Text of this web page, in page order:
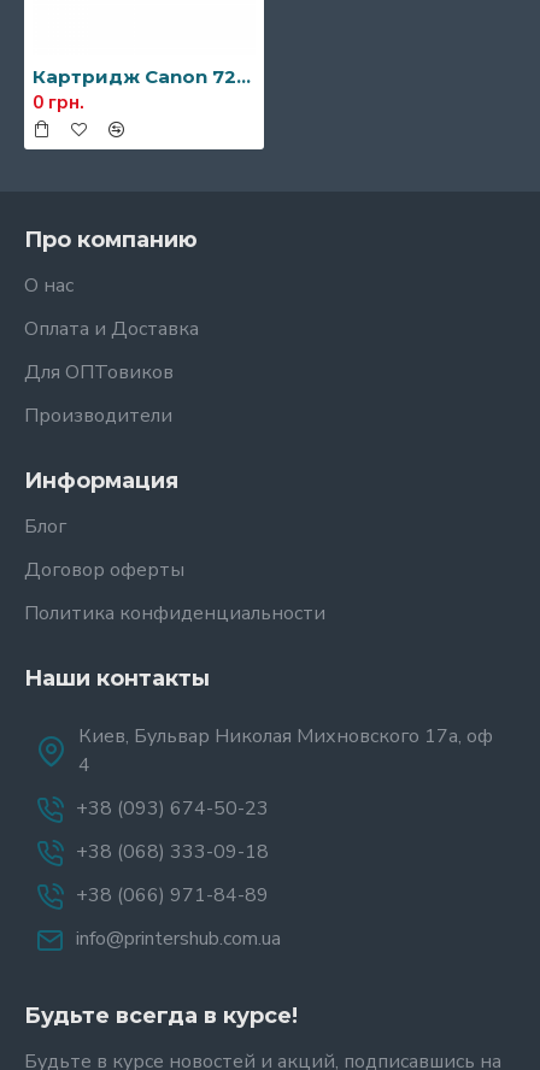
Картридж Canon 729 (черный, красный, голубой, желтый)
0 грн.
Про компанию
О нас
Оплата и Доставка
Для ОПТовиков
Производители
Информация
Блог
Договор оферты
Политика конфиденциальности
Наши контакты
Киев, Бульвар Николая Михновского 17а, оф
4
+38 (093) 674-50-23
+38 (068) 333-09-18
+38 (066) 971-84-89
info@printershub.com.ua
Будьте всегда в курсе!
Будьте в курсе новостей и акций, подписавшись на